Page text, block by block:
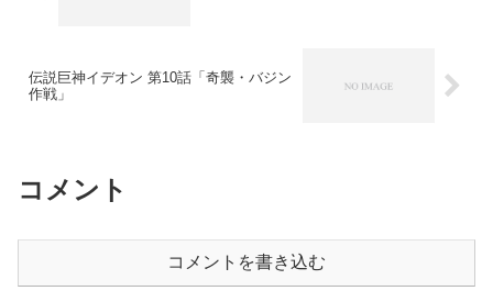
伝説巨神イデオン 第10話「奇襲・バジン
作戦」
コメント
コメントを書き込む